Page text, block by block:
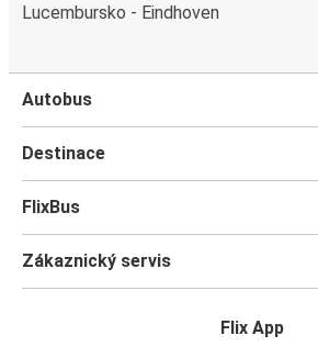
Lucembursko - Eindhoven
Autobus
Destinace
FlixBus
Zákaznický servis
Flix App